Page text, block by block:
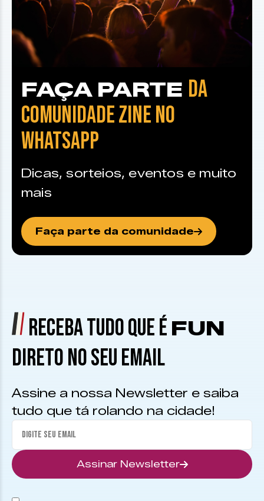
FAÇA PARTE DA
COMUNIDADE ZINE NO
WHATSAPP
Dicas, sorteios, eventos e muito
mais
Faça parte da comunidade
RECEBA TUDO QUE É FUN
DIRETO NO SEU EMAIL
Assine a nossa Newsletter e saiba
tudo que tá rolando na cidade!
Assinar Newsletter